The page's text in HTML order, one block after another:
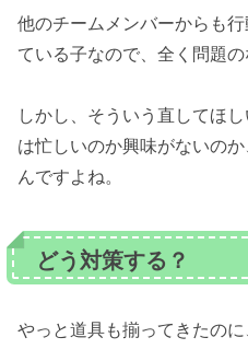
他のチームメンバーからも
ている子なので、全く問題
しかし、そういう直してほ
は忙しいのか興味がないの
んですよね。
どう対策する？
やっと道具も揃ってきたの